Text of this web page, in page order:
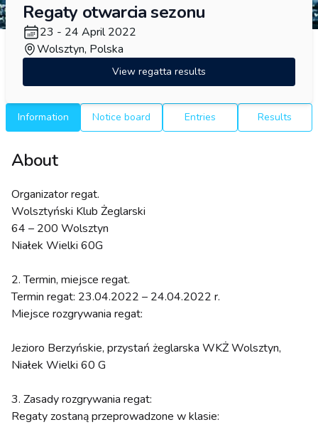
Regaty otwarcia sezonu
23 - 24 April 2022
Wolsztyn, Polska
View regatta results
Information Notice board Entries Results
About
Organizator regat.
Wolsztyński Klub Żeglarski
64 – 200 Wolsztyn
Niałek Wielki 60G
2. Termin, miejsce regat.
Termin regat: 23.04.2022 – 24.04.2022 r.
Miejsce rozgrywania regat:
Jezioro Berzyńskie, przystań żeglarska WKŻ Wolsztyn,
Niałek Wielki 60 G
3. Zasady rozgrywania regat:
Regaty zostaną przeprowadzone w klasie: